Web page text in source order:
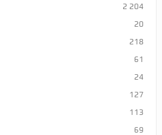
2 204
20
218
61
24
127
113
69